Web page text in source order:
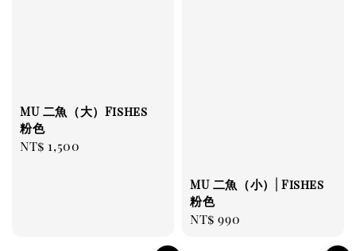
MU 二魚（大）Fishes
粉色
Regular
NT$ 1,500
MU 二魚（小）| Fishes
粉色
Regular
NT$ 990